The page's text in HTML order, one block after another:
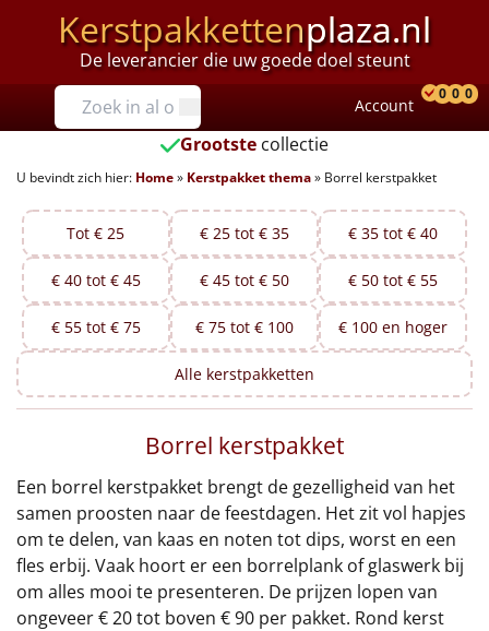
Kerstpakkettenplaza.nl
De leverancier die uw goede doel steunt
Prijzen
Tot €25
€25 tot €35
€35 tot €40
€40 tot €45
€45 tot €50
€50 tot €55
€75 tot €100
€100 en hoger
Alle kerstpakketten 2026
Account
0 0 0
Grootste collectie
U bevindt zich hier: Home» Kerstpakket thema» Borrel kerstpakket
Tot € 25 € 25 tot € 35 € 35 tot € 40
€ 40 tot € 45 € 45 tot € 50 € 50 tot € 55
€ 55 tot € 75 € 75 tot € 100 € 100 en hoger
Alle kerstpakketten
Borrel kerstpakket
Een borrel kerstpakket brengt de gezelligheid van het
samen proosten naar de feestdagen. Het zit vol hapjes
om te delen, van kaas en noten tot dips, worst en een
fles erbij. Vaak hoort er een borrelplank of glaswerk bij
om alles mooi te presenteren. De prijzen lopen van
ongeveer € 20 tot boven € 90 per pakket. Rond kerst